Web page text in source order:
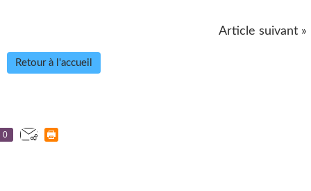
Article suivant »
Retour à l'accueil
0